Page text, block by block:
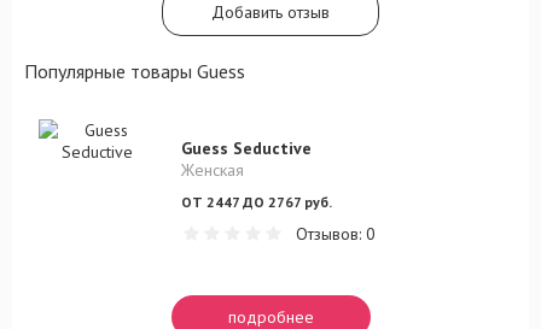
Добавить отзыв
Популярные товары Guess
Guess Seductive
Женская
ОТ 2447 ДО 2767 руб.
Отзывов: 0
подробнее